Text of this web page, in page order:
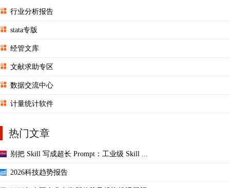
行业分析报告
stata专版
经管文库
文献求助专区
数据交流中心
计量统计软件
热门文章
别把 Skill 写成超长 Prompt：工业级 Skill ...
2026科技趋势报告